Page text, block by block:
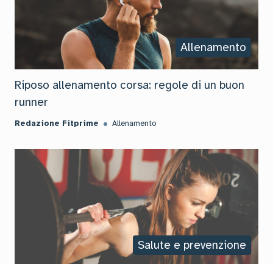
Allenamento
Riposo allenamento corsa: regole di un buon
runner
Redazione Fitprime Allenamento
Salute e prevenzione